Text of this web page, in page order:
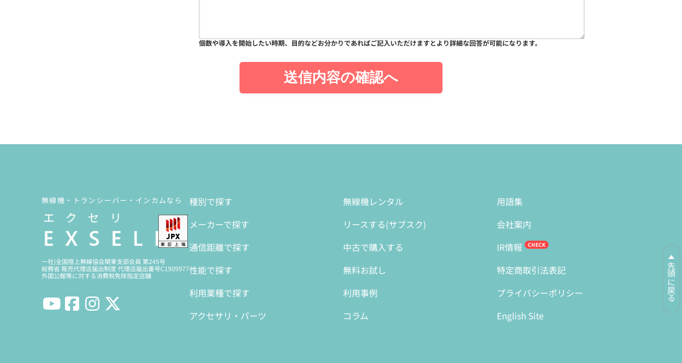
個数や導入を開始したい時期、目的などお分かりであればご記入いただけますとより詳細な回答が可能になります。
送信内容の確認へ
先頭に戻る
無線機・トランシーバー・インカムなら
一社)全国陸上無線協会関東支部会員 第245号
総務省 販売代理店届出制度 代理店届出番号C1909977
外国公館等に対する消費税免除指定店舗
種別で探す
メーカーで探す
通信距離で探す
性能で探す
利用業種で探す
アクセサリ・パーツ
無線機レンタル
リースする(サブスク)
中古で購入する
無料お試し
利用事例
コラム
用語集
会社案内
IR情報
特定商取引法表記
プライバシーポリシー
English Site